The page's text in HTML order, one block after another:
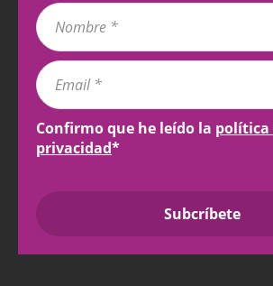
Confirmo que he leído la política
privacidad*